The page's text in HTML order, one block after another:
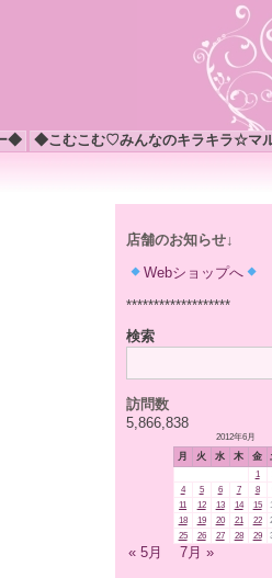
◆ ◆こむこむ♡みんなのキラキラ☆マ
店舗のお知らせ↓
Webショップへ
*******************
検索
訪問数
5,866,838
2012年6月
月 火 水 木 金
1
4
5 6 7 8
11
12 13 14 15
18
19 20 21 22
25
26 27 28 29
« 5月 7月 »